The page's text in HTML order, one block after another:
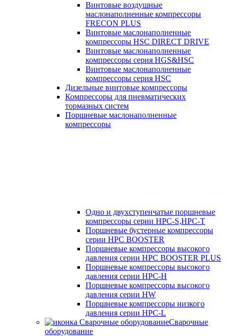
Винтовые воздушные
маслонаполненные компрессоры
FRECON PLUS
Винтовые маслонаполненные
компрессоры HSC DIRECT DRIVE
Винтовые маслонаполненные
компрессоры серия HGS&HSC
Винтовые маслонаполненные
компрессоры серия HSC
Дизельные винтовые компрессоры
Компрессоры для пневматических
тормазных систем
Поршневые маслонаполненные
компрессоры
Одно и двухступенчатые поршневые
компрессоры серии HPC-S,HPC-T
Поршневые бустерные компрессоры
серии HPC BOOSTER
Поршневые компрессоры высокого
давления серии HPC BOOSTER PLUS
Поршневые компрессоры высокого
давления серии HPC-H
Поршневые компрессоры высокого
давления серии HW
Поршневые компрессоры низкого
давления серии HPC-L
Сварочные
оборудование